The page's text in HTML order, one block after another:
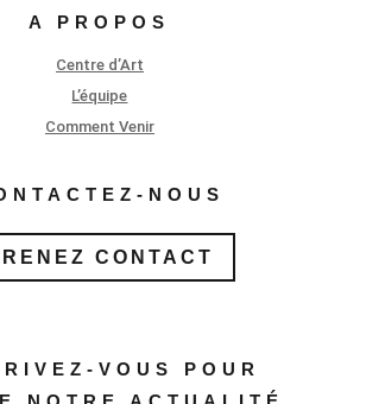
A PROPOS
Centre d’Art
L’équipe
Comment Venir
NOUS
CONTACT
VOUS POUR